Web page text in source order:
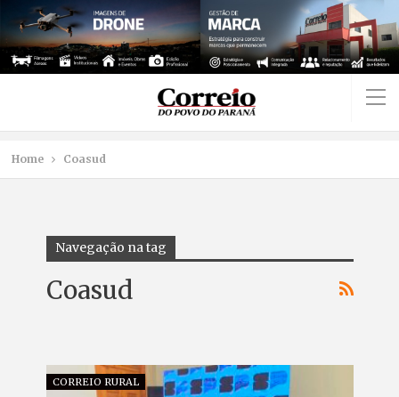
Home Coasud
Navegação na tag
Coasud
CORREIO RURAL